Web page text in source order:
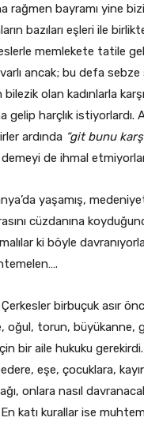
rağmen bayramı yine
bazıları eşleri ile
memlekete tatile
ancak; bu defa
olan kadınlarla
gelip harçlık istiyorlardı.
ardında “git bunu
de ihmal
yaşamış,
cüzdanına
ki böyle
birbuçuk asır
oğul, torun, büyükanne,
bir aile hukuku
eşe, çocuklara,
onlara nasıl
katı kurallar ise